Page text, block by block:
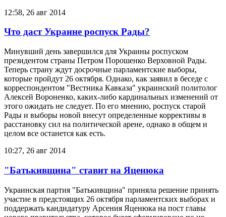
12:58, 26 авг 2014
Что даст Украине роспуск Рады?
Минувший день завершился для Украины роспуском
президентом страны Петром Порошенко Верховной Рады.
Теперь страну ждут досрочные парламентские выборы,
которые пройдут 26 октября. Однако, как заявил в беседе с
корреспондентом "Вестника Кавказа" украинский политолог
Алексей Вороненко, каких-либо кардинальных изменений от
этого ожидать не следует. По его мнению, роспуск старой
Рады и выборы новой внесут определенные коррективы в
расстановку сил на политической арене, однако в общем и
целом все останется как есть.
10:27, 26 авг 2014
"Батькивщина" ставит на Яценюка
Украинская партия "Батькивщина" приняла решение принять
участие в предстоящих 26 октября парламентских выборах и
поддержать кандидатуру Арсения Яценюка на пост главы